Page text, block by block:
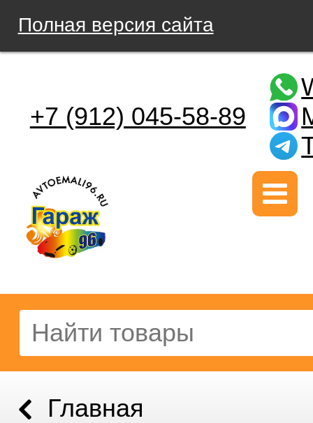
Полная версия сайта
+7 (912) 045-58-89
Главная